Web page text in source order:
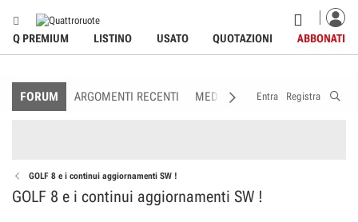
Q PREMIUM LISTINO USATO QUOTAZIONI ABBONATI
FORUM ARGOMENTI RECENTI MEDIA MEMBRI
Entra Registra
GOLF 8 e i continui aggiornamenti SW !
GOLF 8 e i continui aggiornamenti SW !